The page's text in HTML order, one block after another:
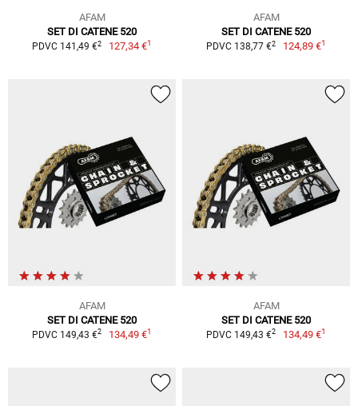
AFAM
SET DI CATENE 520
PDVC 141,49 €2 127,34 €1
AFAM
SET DI CATENE 520
PDVC 138,77 €2 124,89 €1
AFAM
SET DI CATENE 520
PDVC 149,43 €2 134,49 €1
AFAM
SET DI CATENE 520
PDVC 149,43 €2 134,49 €1